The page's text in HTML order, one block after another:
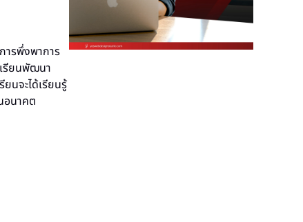
รพึ่งพาการ
รียนพัฒนา
นจะได้เรียนรู้
อนาคต